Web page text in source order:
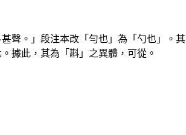
甚聲。」段注本改「勻也」為「勺也」。其
據此，其為「斟」之異體，可從。